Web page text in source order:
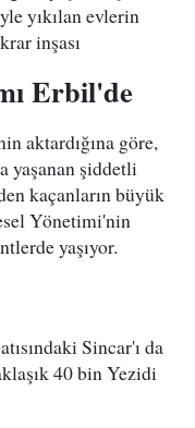
yıkılan evlerin
inşası
Erbil'de
aktardığına göre,
yaşanan şiddetli
kaçanların büyük
Yönetimi'nin
yaşıyor.
Sincar'ı da
40 bin Yezidi